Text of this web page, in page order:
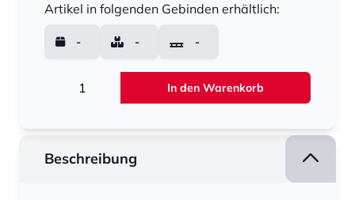
Artikel in folgenden Gebinden erhältlich:
- - -
In den Warenkorb
Beschreibung